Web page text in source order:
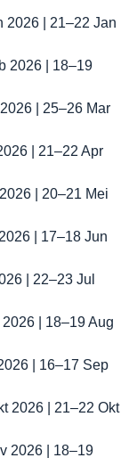
2026 | 21–22 Jan
2026 | 18–19
| 25–26 Mar
| 21–22 Apr
| 20–21 Mei
| 17–18 Jun
| 22–23 Jul
| 18–19 Aug
| 16–17 Sep
2026 | 21–22 Okt
2026 | 18–19